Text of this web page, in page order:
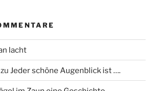
lacht
zu Jeder schöne Augenblick ist ….